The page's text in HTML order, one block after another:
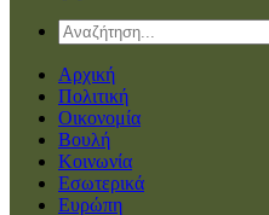
Αρχική
Πολιτική
Οικονομία
Βουλή
Κοινωνία
Εσωτερικά
Ευρώπη